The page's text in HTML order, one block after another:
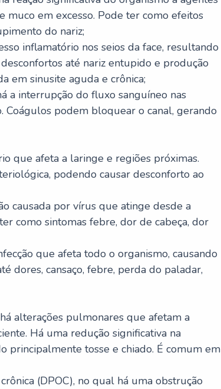
muco em excesso. Pode ter como efeitos
do nariz;
inflamatório nos seios da face, resultando
até nariz entupido e produção
em sinusite aguda e crônica;
a interrupção do fluxo sanguíneo nas
Coágulos podem bloquear o canal, gerando
que afeta a laringe e regiões próximas.
podendo causar desconforto ao
causada por vírus que atinge desde a
como sintomas febre, dor de cabeça, dor
que afeta todo o organismo, causando
dores, cansaço, febre, perda do paladar,
alterações pulmonares que afetam a
Há uma redução significativa na
principalmente tosse e chiado. É comum em
(DPOC), no qual há uma obstrução